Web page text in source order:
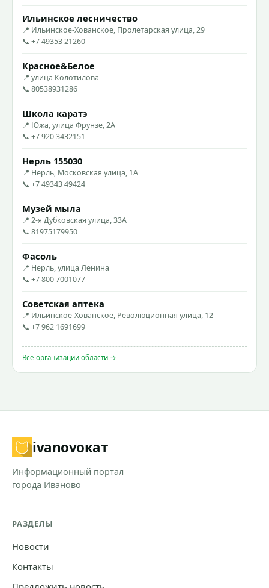
Ильинское лесничество
📍 Ильинское-Хованское, Пролетарская улица, 29
📞 +7 49353 21260
Красное&Белое
📍 улица Колотилова
📞 80538931286
Школа каратэ
📍 Южа, улица Фрунзе, 2А
📞 +7 920 3432151
Нерль 155030
📍 Нерль, Московская улица, 1А
📞 +7 49343 49424
Музей мыла
📍 2-я Дубковская улица, 33А
📞 81975179950
Фасоль
📍 Нерль, улица Ленина
📞 +7 800 7001077
Советская аптека
📍 Ильинское-Хованское, Революционная улица, 12
📞 +7 962 1691699
Все организации области →
ivanovoкат
Информационный портал
города Иваново
РАЗДЕЛЫ
Новости
Контакты